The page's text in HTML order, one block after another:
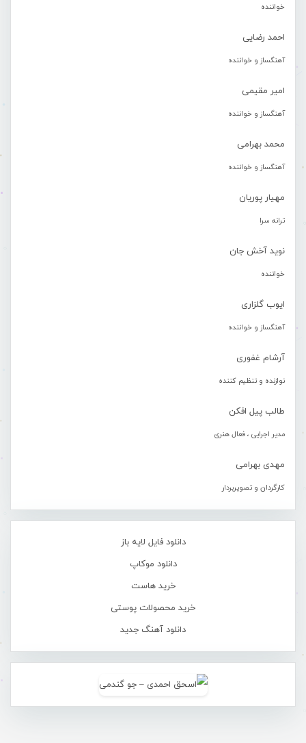
خواننده
احمد رضایی
آهنگساز و خواننده
امیر مقیمی
آهنگساز و خواننده
محمد بهرامی
آهنگساز و خواننده
مهیار پوریان
ترانه سرا
نوید آخش جان
خواننده
ایوب گلزاری
آهنگساز و خواننده
آرشام غفوری
نوازنده و تنظیم کننده
طالب پیل افکن
مدیر اجرایی ، فعال هنری
مهدی بهرامی
کارگردان و تصویربردار
دانلود فایل لایه باز
دانلود موکاپ
خرید هاست
خرید محصولات پوستی
دانلود آهنگ جدید